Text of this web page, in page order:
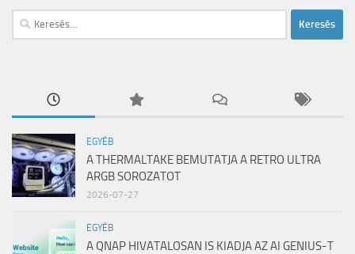
Keresés:
EGYÉB
A THERMALTAKE BEMUTATJA A RETRO ULTRA
ARGB SOROZATOT
2026-07-27
EGYÉB
A QNAP HIVATALOSAN IS KIADJA AZ AI GENIUS-T